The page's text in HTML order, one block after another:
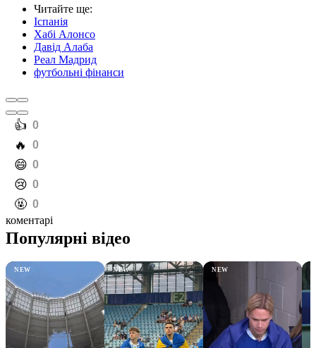
Читайте ще:
Іспанія
Хабі Алонсо
Давід Алаба
Реал Мадрид
футбольні фінанси
️👍 0
️🔥 0
️😄 0
️😢 0
️🤬 0
коментарі